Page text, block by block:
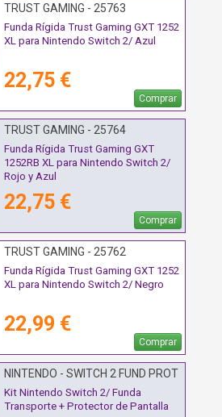
TRUST GAMING - 25763
Funda Rígida Trust Gaming GXT 1252
XL para Nintendo Switch 2/ Azul
22,75 €
Comprar
TRUST GAMING - 25764
Funda Rígida Trust Gaming GXT
1252RB XL para Nintendo Switch 2/
Rojo y Azul
22,75 €
Comprar
TRUST GAMING - 25762
Funda Rígida Trust Gaming GXT 1252
XL para Nintendo Switch 2/ Negro
22,99 €
Comprar
NINTENDO - SWITCH 2 FUND PROT
Kit Nintendo Switch 2/ Funda
Transporte + Protector de Pantalla